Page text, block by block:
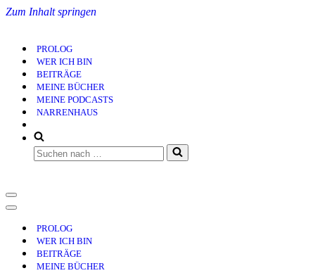
Zum Inhalt springen
PROLOG
WER ICH BIN
BEITRÄGE
MEINE BÜCHER
MEINE PODCASTS
NARRENHAUS
Suchen
nach …
Navigationsmenü
Navigationsmenü
PROLOG
WER ICH BIN
BEITRÄGE
MEINE BÜCHER